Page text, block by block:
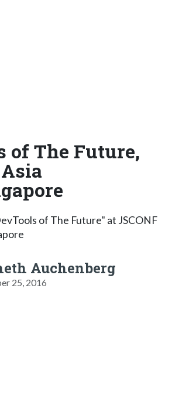
of The Future,
of The Future" at JSCONF
Auchenberg
25, 2016